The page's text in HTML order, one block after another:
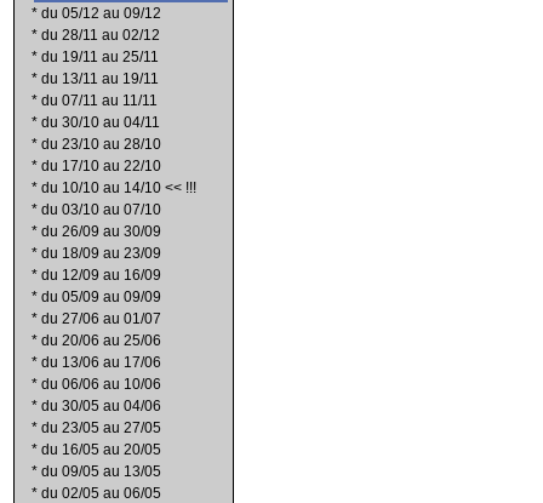
* du 05/12 au 09/12
* du 28/11 au 02/12
* du 19/11 au 25/11
* du 13/11 au 19/11
* du 07/11 au 11/11
* du 30/10 au 04/11
* du 23/10 au 28/10
* du 17/10 au 22/10
* du 10/10 au 14/10 << !!!
* du 03/10 au 07/10
* du 26/09 au 30/09
* du 18/09 au 23/09
* du 12/09 au 16/09
* du 05/09 au 09/09
* du 27/06 au 01/07
* du 20/06 au 25/06
* du 13/06 au 17/06
* du 06/06 au 10/06
* du 30/05 au 04/06
* du 23/05 au 27/05
* du 16/05 au 20/05
* du 09/05 au 13/05
* du 02/05 au 06/05